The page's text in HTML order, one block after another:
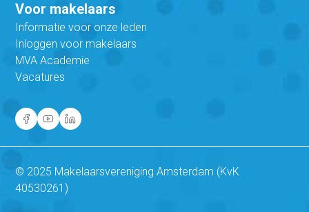
Voor makelaars
Informatie voor onze leden
Inloggen voor makelaars
MVA Academie
Vacatures
© 2025 Makelaarsvereniging Amsterdam (KvK
40530261)